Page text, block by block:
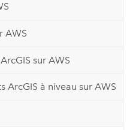
AWS
sur AWS
ArcGIS à niveau sur AWS